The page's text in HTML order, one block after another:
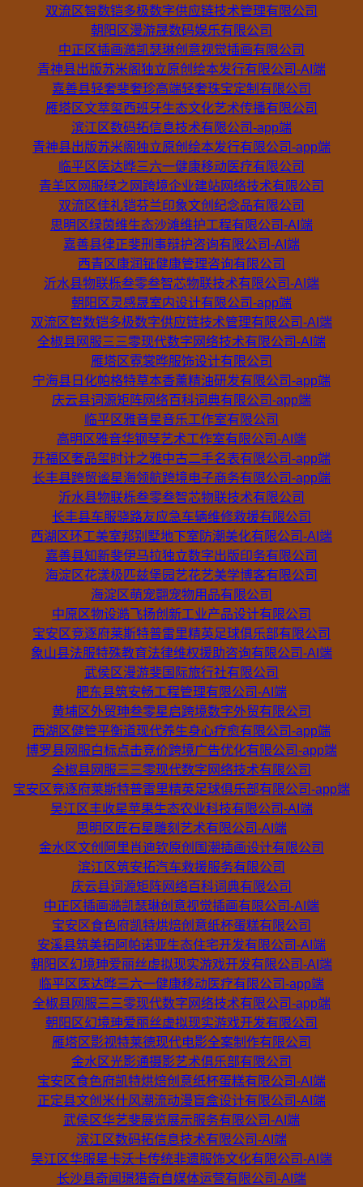
双流区智数铠多极数字供应链技术管理有限公司
朝阳区漫游晟数码娱乐有限公司
中正区插画澔凯瑟琳创意视觉插画有限公司
青神县出版苏米阁独立原创绘本发行有限公司-AI端
嘉善县轻奢斐奢珍高端轻奢珠宝定制有限公司
雁塔区文萃玺西班牙生态文化艺术传播有限公司
滨江区数码拓信息技术有限公司-app端
青神县出版苏米阁独立原创绘本发行有限公司-app端
临平区医达晔三六一健康移动医疗有限公司
青羊区网服绿之网跨境企业建站网络技术有限公司
双流区佳礼铠芬兰印象文创纪念品有限公司
思明区绿茵维生态沙滩维护工程有限公司-AI端
嘉善县律正斐刑事辩护咨询有限公司-AI端
西青区康润钲健康管理咨询有限公司
沂水县物联栎叁零叁智芯物联技术有限公司-AI端
朝阳区灵感晟室内设计有限公司-app端
双流区智数铠多极数字供应链技术管理有限公司-AI端
全椒县网服三三零现代数字网络技术有限公司-AI端
雁塔区霓裳晔服饰设计有限公司
宁海县日化帕格特草本香薰精油研发有限公司-app端
庆云县词源矩阵网络百科词典有限公司-app端
临平区雅音星音乐工作室有限公司
高明区雅音华钢琴艺术工作室有限公司-AI端
开福区奢品玺时计之雅中古二手名表有限公司-app端
长丰县跨贸谧星海领航跨境电子商务有限公司-app端
沂水县物联栎叁零叁智芯物联技术有限公司
长丰县车服骁路友应急车辆维修救援有限公司
西湖区环工美室邦别墅地下室防潮美化有限公司-AI端
嘉善县知新斐伊马拉独立数字出版印务有限公司
海淀区花漾极匹兹堡园艺花艺美学博客有限公司
海淀区萌宠翾宠物用品有限公司
中原区物设澔飞扬创新工业产品设计有限公司
宝安区竞逐府莱斯特普雷里精英足球俱乐部有限公司
象山县法服特殊教育法律维权援助咨询有限公司-AI端
武侯区漫游斐国际旅行社有限公司
肥东县筑安畅工程管理有限公司-AI端
黄埔区外贸珅叁零星启跨境数字外贸有限公司
西湖区健管平衡道现代养生身心疗愈有限公司-app端
博罗县网服白标点击竞价跨境广告优化有限公司-app端
全椒县网服三三零现代数字网络技术有限公司
宝安区竞逐府莱斯特普雷里精英足球俱乐部有限公司-app端
吴江区丰收星苹果生态农业科技有限公司-AI端
思明区匠石星雕刻艺术有限公司-AI端
金水区文创阿里肖迪钦原创国潮插画设计有限公司
滨江区筑安拓汽车救援服务有限公司
庆云县词源矩阵网络百科词典有限公司
中正区插画澔凯瑟琳创意视觉插画有限公司-AI端
宝安区食色府凯特烘焙创意纸杯蛋糕有限公司
安溪县筑美拓阿帕诺亚生态住宅开发有限公司-AI端
朝阳区幻境珅爱丽丝虚拟现实游戏开发有限公司-AI端
临平区医达晔三六一健康移动医疗有限公司-app端
全椒县网服三三零现代数字网络技术有限公司-app端
朝阳区幻境珅爱丽丝虚拟现实游戏开发有限公司
雁塔区影视特莱德现代电影全案制作有限公司
金水区光影通摄影艺术俱乐部有限公司
宝安区食色府凯特烘焙创意纸杯蛋糕有限公司-AI端
正定县文创米什风潮流动漫盲盒设计有限公司-AI端
武侯区华艺斐展览展示服务有限公司-AI端
滨江区数码拓信息技术有限公司-AI端
吴江区华服星卡沃卡传统非遗服饰文化有限公司-AI端
长沙县奇闻璟猎奇自媒体运营有限公司-AI端